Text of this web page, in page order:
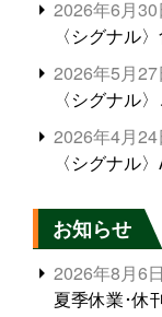
2026年6月30
〈シグナル
2026年5月27
〈シグナル
2026年4月24
〈シグナル
お知らせ
2026年8月6日
夏季休業･休